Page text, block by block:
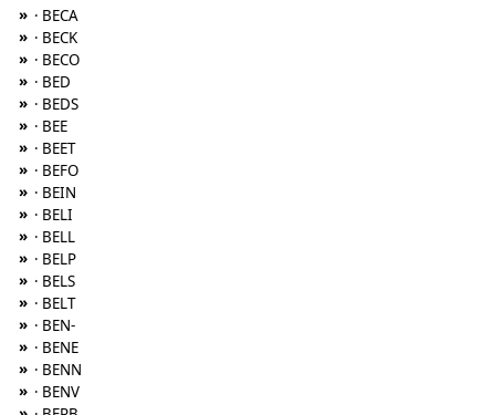
» · BECA
» · BECK
» · BECO
» · BED
» · BEDS
» · BEE
» · BEET
» · BEFO
» · BEIN
» · BELI
» · BELL
» · BELP
» · BELS
» · BELT
» · BEN-
» · BENE
» · BENN
» · BENV